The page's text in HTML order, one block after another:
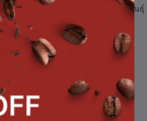
คั่วพิเศษ แบบEspresso ระหว่างสายพัน
หนัก เข้มข้น ถึงใจ